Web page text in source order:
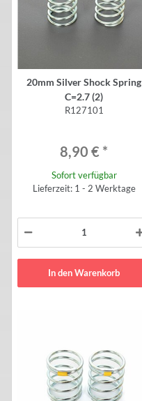
20mm Silver Shock Spring
C=2.7 (2)
R127101
8,90 € *
Sofort verfügbar
Lieferzeit: 1 - 2 Werktage
In den Warenkorb